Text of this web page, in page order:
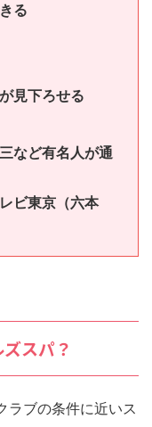
る
見下ろせる
など有名人が通
ビ東京（六本
スパ？
ラブの条件に近いス